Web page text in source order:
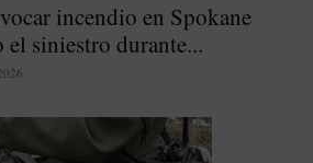
incendio en Spokane
el siniestro durante...